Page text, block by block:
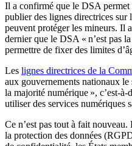
Il a confirmé que le DSA
publier des lignes directrices sur
peuvent protéger les mineurs. Il
dernier que le DSA « n’est pas
permettre de fixer des limites
Les lignes directrices de la
aux gouvernements nationaux
la majorité numérique », c’est-
utiliser des services numériques
Ce n’est pas tout à fait
la protection des données